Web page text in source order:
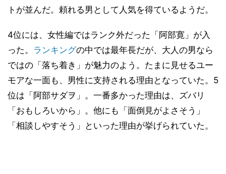
トが並んだ。頼れる男として人気を得ているようだ。
4位には、女性編ではランク外だった「阿部寛」が入
った。 ランキングの中では最年長だが、大人の男なら
ではの「落ち着き」が魅力のよう。たまに見せるユー
モアな一面も、男性に支持される理由となっていた。5
位は「阿部サダヲ」。一番多かった理由は、ズバリ
「おもしろいから」。他にも「面倒見がよさそう」
「相談しやすそう」といった理由が挙げられていた。